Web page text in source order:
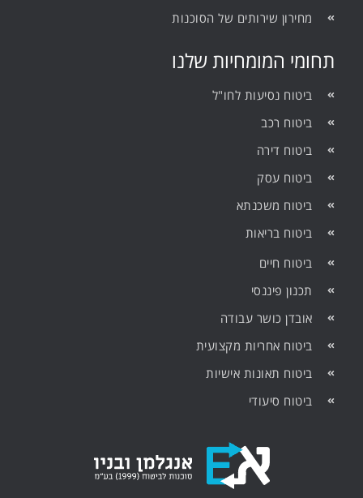
מחירון שירותים של הסוכנות
תחומי המומחיות שלנו
ביטוח נסיעות לחו"ל
ביטוח רכב
ביטוח דירה
ביטוח עסק
ביטוח משכנתא
ביטוח בריאות
ביטוח חיים
תכנון פיננסי
אובדן כושר עבודה
ביטוח אחריות מקצועית
ביטוח תאונות אישיות
ביטוח סיעודי